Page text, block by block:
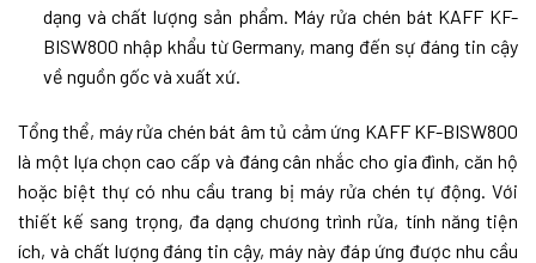
dạng và chất lượng sản phẩm. Máy rửa chén bát KAFF KF-
BISW800 nhập khẩu từ Germany, mang đến sự đáng tin cậy
về nguồn gốc và xuất xứ.
Tổng thể, máy rửa chén bát âm tủ cảm ứng KAFF KF-BISW800
là một lựa chọn cao cấp và đáng cân nhắc cho gia đình, căn hộ
hoặc biệt thự có nhu cầu trang bị máy rửa chén tự động. Với
thiết kế sang trọng, đa dạng chương trình rửa, tính năng tiện
ích, và chất lượng đáng tin cậy, máy này đáp ứng được nhu cầu